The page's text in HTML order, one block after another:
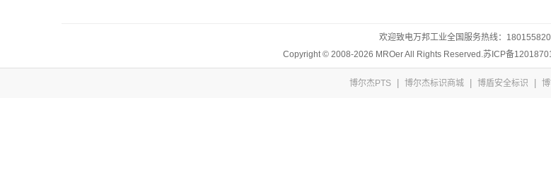
欢迎致电万邦工业全国服务热线：
Copyright © 2008-2026 MROer All Rights Reserved. 苏ICP备
博尔杰PTS 博尔杰标识商城 博盾安全标识